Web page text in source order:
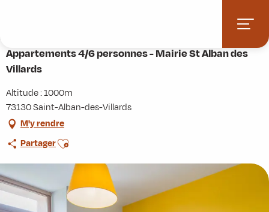
principal
Appartements 4/6 personnes - Mairie St Alban des
Villards
Altitude : 1000m
73130 Saint-Alban-des-Villards
M'y rendre
PartagerAjouter aux favoris